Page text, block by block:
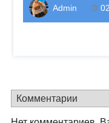
Admin